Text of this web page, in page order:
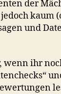
der
kaum
und
wenn ihr